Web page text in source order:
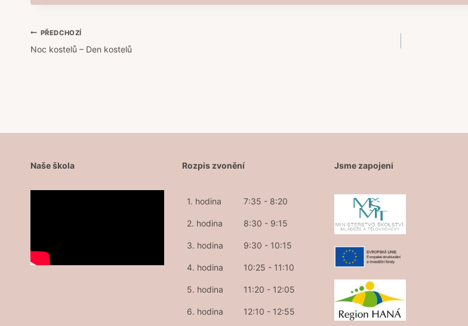
Navigace
pro
PŘEDCHOZÍ
Noc kostelů – Den kostelů
Naše škola Rozpis zvonění
1. hodina 7:35 - 8:20
2. hodina 8:30 - 9:15
3. hodina 9:30 - 10:15
4. hodina 10:25 - 11:10
5. hodina 11:20 - 12:05
6. hodina 12:10 - 12:55
Jsme zapojeni